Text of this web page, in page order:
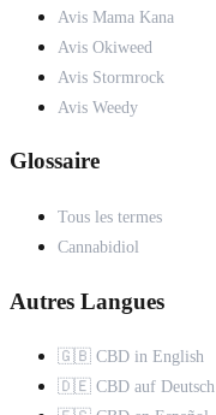
Avis Mama Kana
Avis Okiweed
Avis Stormrock
Avis Weedy
Glossaire
Tous les termes
Cannabidiol
Autres Langues
🇬🇧 CBD in English
🇩🇪 CBD auf Deutsch